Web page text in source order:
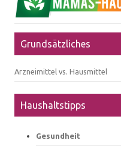
Grundsätzliches
Arzneimittel vs. Hausmittel
Haushaltstipps
Gesundheit